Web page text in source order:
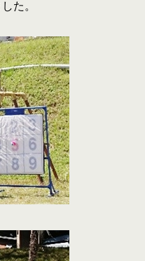
た。